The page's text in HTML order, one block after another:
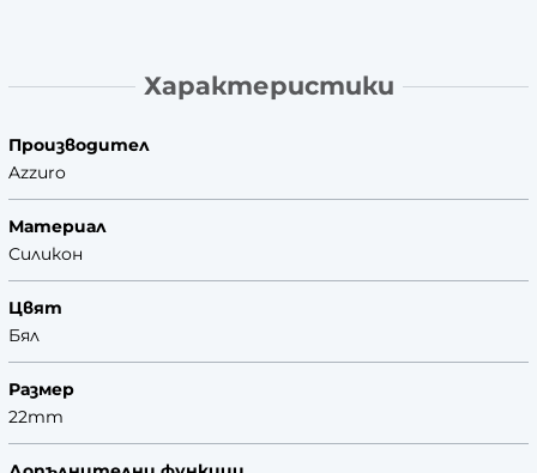
Характеристики
Производител
Azzuro
Материал
Силикон
Цвят
Бял
Размер
22mm